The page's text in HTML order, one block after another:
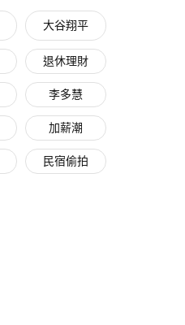
大谷翔平
退休理財
李多慧
加薪潮
民宿偷拍